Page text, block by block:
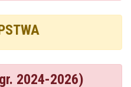
2024-2026)